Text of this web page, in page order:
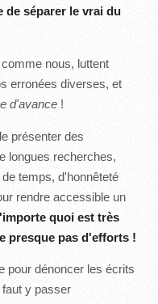
de séparer le vrai du
nous, luttent
erronées diverses, et
d'avance !
présenter des
longues recherches,
temps, d'honnêteté
rendre accessible un
quoi est très
presque pas d'efforts !
pour dénoncer les écrits
y passer